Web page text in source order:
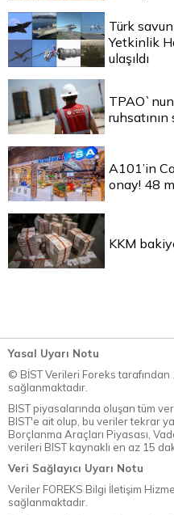
Türk
Yetkinlik
ulaşıldı
ruhsatının
A101’in
onay! 48
KKM
Yasal Uyarı Notu
© BİST Verileri Foreks
sağlanmaktadır.
BIST piyasalarında oluşan tüm
BIST'e ait olup, bu veriler tekrar
Borçlanma Araçları Piyasası,
verileri BIST kaynaklı en az 15
Veri Sağlayıcı Uyarı Notu
Veriler FOREKS Bilgi İletişim
sağlanmaktadır.